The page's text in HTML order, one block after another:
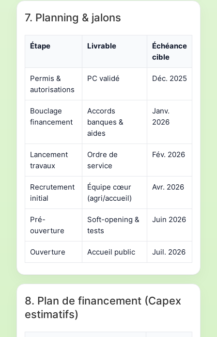
7. Planning & jalons
Étape Livrable
Échéance
cible
Permis &
autorisations
PC validé Déc. 2025
Bouclage
financement
Accords
banques &
aides
Janv.
2026
Lancement
travaux
Ordre de
service
Fév. 2026
Recrutement
initial
Équipe cœur
(agri/accueil)
Avr. 2026
Pré-
ouverture
Soft-opening &
tests
Juin 2026
Ouverture Accueil public Juil. 2026
8. Plan de financement (Capex
estimatifs)